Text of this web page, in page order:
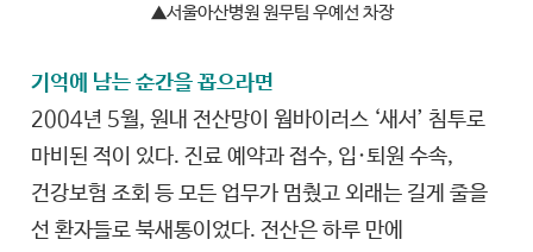
▲서울아산병원 원무팀 우예선 차장
기억에 남는 순간을 꼽으라면
2004년 5월, 원내 전산망이 웜바이러스 ‘새서’ 침투로
마비된 적이 있다. 진료 예약과 접수, 입·퇴원 수속,
건강보험 조회 등 모든 업무가 멈췄고 외래는 길게 줄을
선 환자들로 북새통이었다. 전산은 하루 만에